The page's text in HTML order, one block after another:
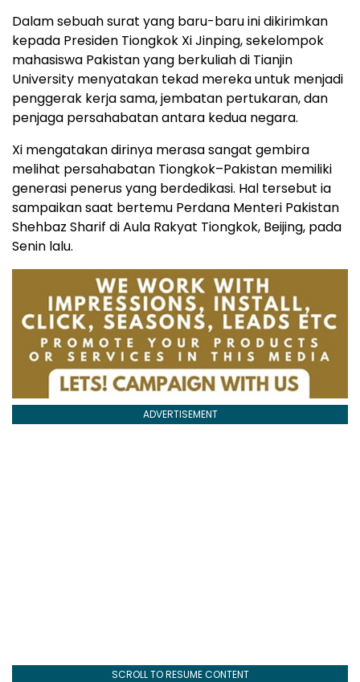
Dalam sebuah surat yang baru-baru ini dikirimkan
kepada Presiden Tiongkok Xi Jinping, sekelompok
mahasiswa Pakistan yang berkuliah di Tianjin
University menyatakan tekad mereka untuk menjadi
penggerak kerja sama, jembatan pertukaran, dan
penjaga persahabatan antara kedua negara.
Xi mengatakan dirinya merasa sangat gembira
melihat persahabatan Tiongkok–Pakistan memiliki
generasi penerus yang berdedikasi. Hal tersebut ia
sampaikan saat bertemu Perdana Menteri Pakistan
Shehbaz Sharif di Aula Rakyat Tiongkok, Beijing, pada
Senin lalu.
ADVERTISEMENT
SCROLL TO RESUME CONTENT